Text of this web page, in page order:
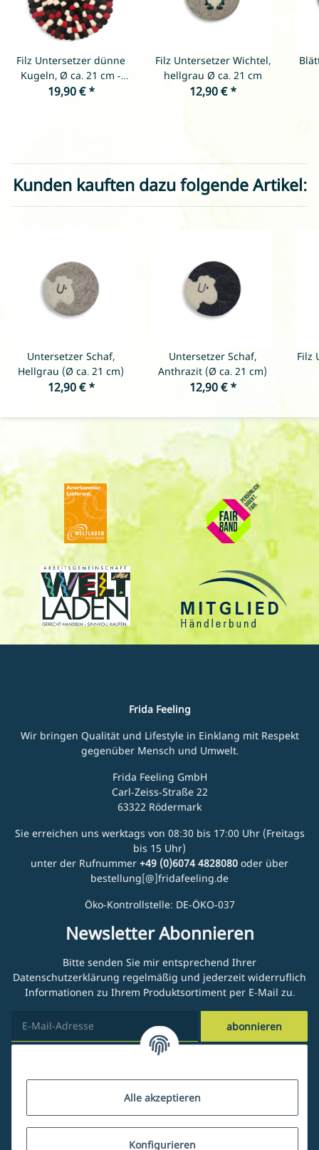
Alle akzeptieren
Konfigurieren
Filz Untersetzer dünne
Kugeln, Ø ca. 21 cm -
Rot/Weiß/Schwarz/Schokolade
19,90 €*
Filz Untersetzer Wichtel,
hellgrau Ø ca. 21 cm
12,90 €*
Kunden kauften dazu folgende Artikel:
Untersetzer Schaf,
Hellgrau (Ø ca. 21 cm)
12,90 €*
Untersetzer Schaf,
Anthrazit (Ø ca. 21 cm)
12,90 €*
Filz
Frida Feeling
Wir bringen Qualität und Lifestyle in Einklang mit Respekt
gegenüber Mensch und Umwelt.
Frida Feeling GmbH
Carl-Zeiss-Straße 22
63322 Rödermark
Sie erreichen uns werktags von 08:30 bis 17:00 Uhr (Freitags
bis 15 Uhr)
unter der Rufnummer +49 (0)6074 4828080 oder über
bestellung[@]fridafeeling.de
Öko-Kontrollstelle: DE-ÖKO-037
Newsletter Abonnieren
Bitte senden Sie mir entsprechend Ihrer
Datenschutzerklärung regelmäßig und jederzeit widerruflich
Informationen zu Ihrem Produktsortiment per E-Mail zu.
abonnieren